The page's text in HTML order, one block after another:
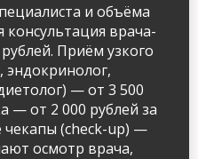
и объёма
консультация врача-
Приём узкого
эндокринолог,
— от 3 500
— от 2 000 рублей за
чекапы (check-up) —
осмотр врача,